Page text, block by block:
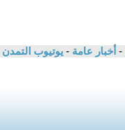
- أخبار عامة - يوتيوب التمدن